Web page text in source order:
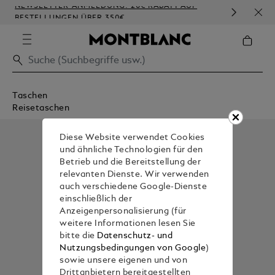
NEWSLETTER-ANMELDUNG: 20€ RABATT AUF
BESTELLUNGEN ÜBER 350€
Taschen
Reisetaschen
Diese Website verwendet Cookies
und ähnliche Technologien für den
Betrieb und die Bereitstellung der
relevanten Dienste. Wir verwenden
auch verschiedene Google-Dienste
einschließlich der
Anzeigenpersonalisierung (für
weitere Informationen lesen Sie
bitte die Datenschutz- und
Nutzungsbedingungen von Google)
sowie unsere eigenen und von
Drittanbietern bereitgestellten